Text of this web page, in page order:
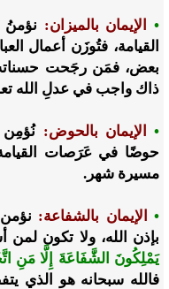
• الإيمان بالميزان: نؤمنُ
القيامة، فتُوزَن أعمال
بعض، فمَن رجَحت
ذاك واجب في عدلِ الله
• الإيمان بالحوض: نُؤمِن
حوضًا في عَرَصات
مسيرة شهر.
•الإيمان بالشفاعة:
بإذن الله، ولا تكون لمن
يَمْلِكُونَ الشَّفَاعَةَ إِلَّا مَنِ
فالله سبحانه هو الذي